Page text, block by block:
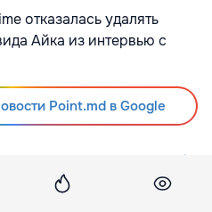
отказалась удалять
Айка из интервью с
Point.md в Google